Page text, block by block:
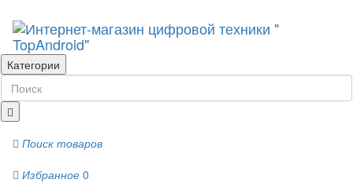
Категории
Поиск товаров
Избранное 0